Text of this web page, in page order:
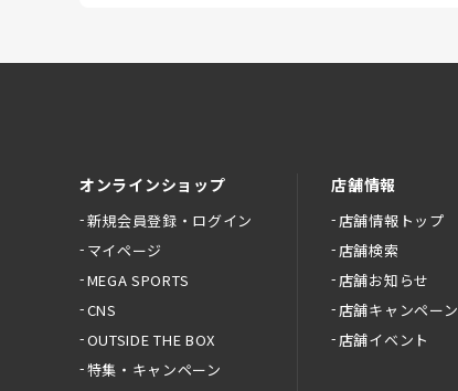
オンラインショップ
新規会員登録・ログイン
マイページ
MEGA SPORTS
CNS
OUTSIDE THE BOX
特集・キャンペーン
店舗情報
店舗情報トップ
店舗検索
店舗お知らせ
店舗キャンペーン
店舗イベント